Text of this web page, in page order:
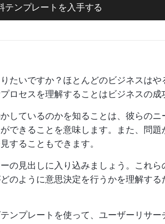
テンプレートを入手する
たいですか？ほとんどのビジネスは
ロセスを理解することはビジネスの成
しているのかを知ることは、彼らの
できることを意味します。また、問
することもできます。
の見出しに入り込みましょう。これ
のように意思決定を行うかを理解す
ンプレートを使って、ユーザーリサ